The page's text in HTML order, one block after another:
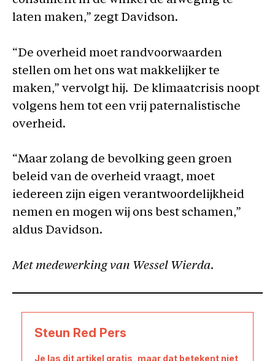
laten maken,” zegt Davidson.
“De overheid moet randvoorwaarden
stellen om het ons wat makkelijker te
maken,” vervolgt hij. De klimaatcrisis noopt
volgens hem tot een vrij paternalistische
overheid.
“Maar zolang de bevolking geen groen
beleid van de overheid vraagt, moet
iedereen zijn eigen verantwoordelijkheid
nemen en mogen wij ons best schamen,”
aldus Davidson.
Met medewerking van Wessel Wierda.
Steun Red Pers
Je las dit artikel gratis, maar dat betekent niet